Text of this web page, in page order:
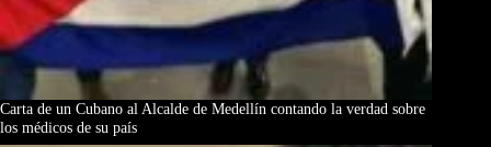
Carta de un Cubano al Alcalde de Medellín contando la verdad sobre
los médicos de su país